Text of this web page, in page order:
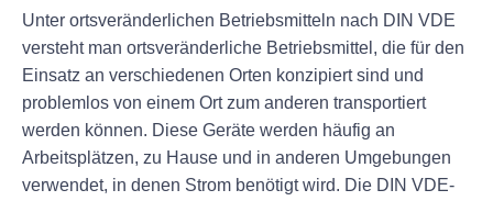
Unter ortsveränderlichen Betriebsmitteln nach DIN VDE
versteht man ortsveränderliche Betriebsmittel, die für den
Einsatz an verschiedenen Orten konzipiert sind und
problemlos von einem Ort zum anderen transportiert
werden können. Diese Geräte werden häufig an
Arbeitsplätzen, zu Hause und in anderen Umgebungen
verwendet, in denen Strom benötigt wird. Die DIN VDE-